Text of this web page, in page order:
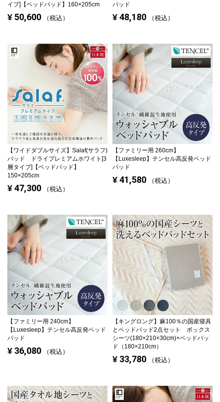
イプ]【ベッドパッド】160×205cm
¥ 50,600 税込
パッド
¥ 48,180 税込
【ワイドダブルサイズ】 Salaf(サラフ)
パッド ドライプレミアムホワイト[3
層タイプ]【ベッドパッド】
150×205cm
¥ 47,300 税込
【ファミリー用 260cm】
【Luxesleep】テンセル高反発ベッド
パッド
¥ 41,580 税込
【ファミリー用 240cm】
【Luxesleep】テンセル高反発ベッド
パッド
¥ 36,080 税込
【キングロング】 麻100％の国産寝具
とベッドパッド2点セット ボックス
シーツ(180×210×30cm)+ベッドパッ
ド（180×210cm）
¥ 33,780 税込